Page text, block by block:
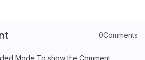
0Comments
Mode To show the Comment